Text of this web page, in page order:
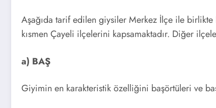
Aşağıda tarif edilen giysiler Merkez İlçe ile
kısmen Çayeli ilçelerini kapsamaktadır. Diğer
a) BAŞ
Giyimin en karakteristik özelliğini başörtüleri ve